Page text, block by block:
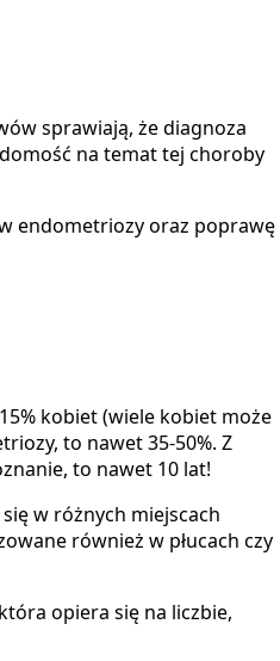
sprawiają, że diagnoza
na temat tej choroby
endometriozy oraz poprawę
kobiet (wiele kobiet może
to nawet 35-50%. Z
to nawet 10 lat!
w różnych miejscach
również w płucach czy
opiera się na liczbie,